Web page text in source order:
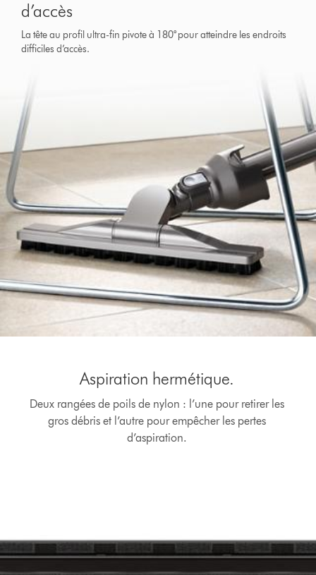
d’accès
La tête au profil ultra-fin pivote à 180° pour atteindre les endroits
difficiles d’accès.
Aspiration hermétique.
Deux rangées de poils de nylon : l’une pour retirer les
gros débris et l’autre pour empêcher les pertes
d’aspiration.